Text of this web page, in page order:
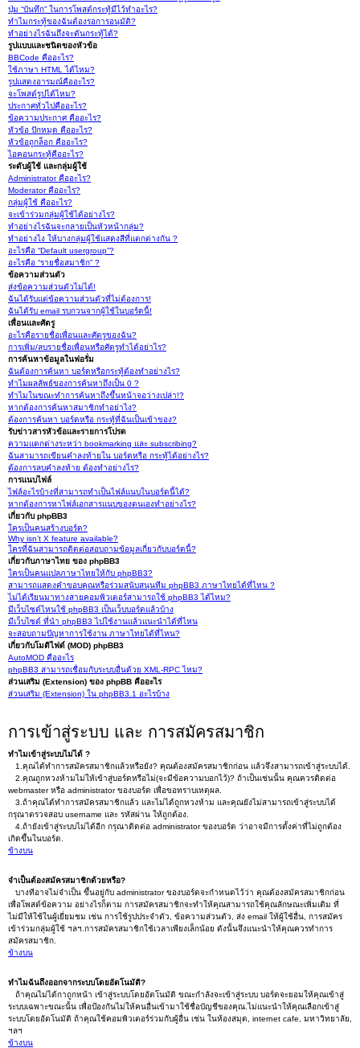
ปุ่ม “บันทึก” ในการโพสต์กระทู้มีไว้ทำอะไร?
ทำไมกระทู้ของฉันต้องรอการอนุมัติ?
ทำอย่างไรฉันถึงจะดันกระทู้ได้?
รูปแบบและชนิดของหัวข้อ
BBCode คืออะไร?
ใช้ภาษา HTML ได้ไหม?
รูปแสดงอารมณ์คืออะไร?
จะโพสต์รูปได้ไหม?
ประกาศทั่วไปคืออะไร?
ข้อความประกาศ คืออะไร?
หัวข้อ ปักหมุด คืออะไร?
หัวข้อถูกล็อก คืออะไร?
ไอคอนกระทู้คืออะไร?
ระดับผู้ใช้ และกลุ่มผู้ใช้
Administrator คืออะไร?
Moderator คืออะไร?
กลุ่มผู้ใช้ คืออะไร?
จะเข้าร่วมกลุ่มผู้ใช้ได้อย่างไร?
ทำอย่างไรฉันจะกลายเป็นหัวหน้ากลุ่ม?
ทำอย่างไง ให้บางกลุ่มผู้ใช้แสดงสีที่แตกต่างกัน ?
อะไรคือ “Default usergroup”?
อะไรคือ “รายชื่อสมาชิก” ?
ข้อความส่วนตัว
ส่งข้อความส่วนตัวไม่ได้!
ฉันได้รับแต่ข้อความส่วนตัวที่ไม่ต้องการ!
ฉันได้รับ email รบกวนจากผู้ใช้ในบอร์ดนี้!
เพื่อนและศัตรู
อะไรคือรายชื่อเพื่อนและศัตรูของฉัน?
การเพิ่ม/ลบรายชื่อเพื่อนหรือศัตรูทำได้อย่าไร?
การค้นหาข้อมูลในฟอรั่ม
ฉันต้องการค้นหา บอร์ดหรือกระทู้ต้องทำอย่างไร?
ทำไมผลลัพธ์ของการค้นหาถึงเป็น 0 ?
ทำไมในขณะทำการค้นหาถึงขึ้นหน้าจอว่างเปล่า!?
หากต้องการค้นหาสมาชิกทำอย่าไง?
ต้องการค้นหา บอร์ดหรือ กระทู้ที่ฉันเป็นเข้าของ?
รับข่าวสารหัวข้อและรายการโปรด
ความแตกต่างระหว่า bookmarking และ subscribing?
ฉันสามารถเขียนคำลงท้ายใน บอร์ดหรือ กระทู้ได้อย่างไร?
ต้องการลบคำลงท้าย ต้องทำอย่างไร?
การแนบไฟล์
ไฟล์อะไรบ้างที่สามารถทำเป็นไฟล์แนบในบอร์ดนี้ได้?
หากต้องการหาไฟล์เอกสารแนบของตนเองทำอย่างไร?
เกี่ยวกับ phpBB3
ใครเป็นคนสร้างบอร์ด?
Why isn’t X feature available?
ใครที่ฉันสามารถติดต่อสอบถามข้อมูลเกี่ยวกับบอร์ดนี้?
เกี่ยวกับภาษาไทย ของ phpBB3
ใครเป็นคนแปลภาษาไทยให้กับ phpBB3?
สามารถแสดงคำขอบคุณหรือร่วมสนับสนุนทีม phpBB3 ภาษาไทยได้ที่ไหน ?
ไม่ได้เรียนมาทางสายคอมพิวเตอร์สามารถใช้ phpBB3 ได้ไหม?
มีเว็บไซต์ไหนใช้ phpBB3 เป็นเว็บบอร์ดแล้วบ้าง
มีเว็บไซต์ ที่นำ phpBB3 ไปใช้งานแล้วแนะนำได้ที่ไหน
จะสอบถามปัญหาการใช้งาน ภาษาไทยได้ที่ไหน?
เกี่ยวกับโมดิไฟด์ (MOD) phpBB3
AutoMOD คืออะไร
phpBB3 สามารถเชื่อมกับระบบอื่นด้วย XML-RPC ไหม?
ส่วนเสริม (Extension) ของ phpBB คืออะไร
ส่วนเสริม (Extension) ใน phpBB3.1 อะไรบ้าง
การเข้าสู่ระบบ และ การสมัครสมาชิก
ทำไมเข้าสู่ระบบไม่ได้ ?
1.คุณได้ทำการสมัครสมาชิกแล้วหรือยัง? คุณต้องสมัครสมาชิกก่อน แล้วจึงสามารถเข้าสู่ระบบได้.
2.คุณถูกหวงห้ามไม่ให้เข้าสู่บอร์ดหรือไม่(จะมีข้อความบอกไว้)? ถ้าเป็นเช่นนั้น คุณควรติดต่อ
webmaster หรือ administrator ของบอร์ด เพื่อขอทราบเหตุผล.
3.ถ้าคุณได้ทำการสมัครสมาชิกแล้ว และไม่ได้ถูกหวงห้าม และคุณยังไม่สามารถเข้าสู่ระบบได้
กรุณาตรวจสอบ username และ รหัสผ่าน ให้ถูกต้อง.
4.ถ้ายังเข้าสู่ระบบไม่ได้อีก กรุณาติดต่อ administrator ของบอร์ด ว่าอาจมีการตั้งค่าที่ไม่ถูกต้อง
เกิดขึ้นในบอร์ด.
ข้างบน
จำเป็นต้องสมัครสมาชิกด้วยหรือ?
บางทีอาจไม่จำเป็น ขึ้นอยู่กับ administrator ของบอร์ดจะกำหนดไว้ว่า คุณต้องสมัครสมาชิกก่อน
เพื่อโพสต์ข้อความ อย่างไรก็ตาม การสมัครสมาชิกจะทำให้คุณสามารถใช้คุณลักษณะเพิ่มเติม ที่
ไม่มีให้ใช้ในผู้เยี่ยมชม เช่น การใช้รูปประจำตัว, ข้อความส่วนตัว, ส่ง email ให้ผู้ใช้อื่น, การสมัคร
เข้าร่วมกลุ่มผู้ใช้ ฯลฯ.การสมัครสมาชิกใช้เวลาเพียงเล็กน้อย ดังนั้นจึงแนะนำให้คุณควรทำการ
สมัครสมาชิก.
ข้างบน
ทำไมฉันถึงออกจากระบบโดยอัตโนมัติ?
ถ้าคุณไม่ได้กาถูกหน้า เข้าสู่ระบบโดยอัตโนมัติ ขณะกำลังจะเข้าสู่ระบบ บอร์ดจะยอมให้คุณเข้าสู่
ระบบเฉพาะขณะนั้น เพื่อป้องกันไม่ให้คนอื่นเข้ามาใช้ชื่อบัญชีของคุณ.ไม่แนะนำให้คุณเลือกเข้าสู่
ระบบโดยอัตโนมัติ ถ้าคุณใช้คอมพิวเตอร์ร่วมกับผู้อื่น เช่น ในห้องสมุด, internet cafe, มหาวิทยาลัย,
ฯลฯ
ข้างบน